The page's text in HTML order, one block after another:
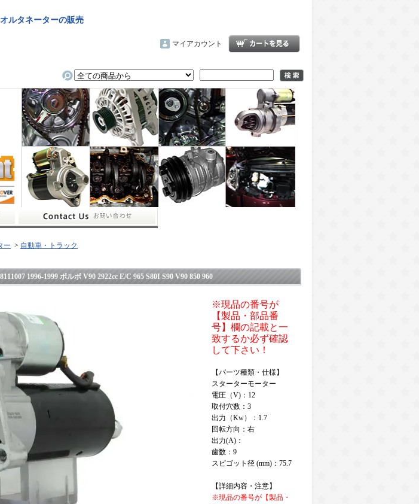
ルタネーターの販売
マイアカウント
ー > 自動車・トラック
1996-1999 ボルボ V90 2922cc E/C 965 S80I S90 V90 850 960
※現品の番号が
【製品・部品番
号】欄の記載と一
致するか必ず確認
して下さい！
【パーツ種類・仕様】
スターターモーター
電圧（V)：12
取付穴数：3
出力（Kw）：1.7
回転方向：右
出力(A)：
歯数：9
スピゴット径 (mm)：75.7
【詳細内容・注意】
※現品の番号が【製品・